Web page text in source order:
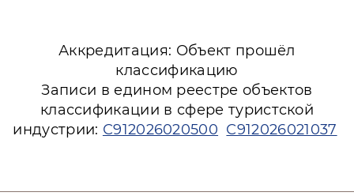
Аккредитация: Объект прошёл
классификацию
Записи в едином реестре объектов
классификации в сфере туристской
индустрии: С912026020500 С912026021037